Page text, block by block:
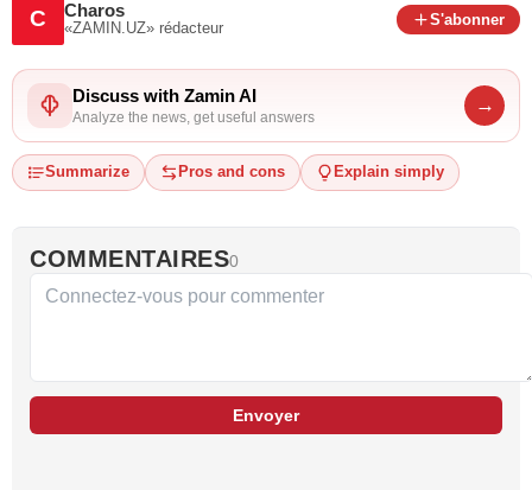
C Charos
«ZAMIN.UZ» rédacteur
S'abonner
Discuss with Zamin AI
Analyze the news, get useful answers
→
Summarize Pros and cons Explain simply
COMMENTAIRES0
Envoyer